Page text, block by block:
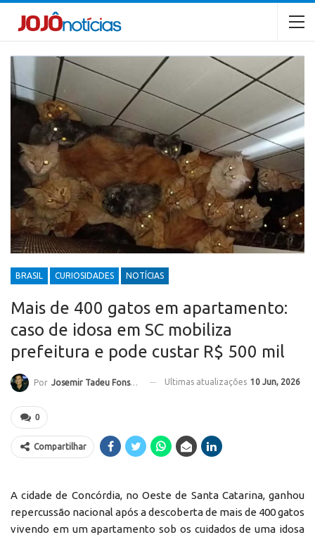
BRASIL CURIOSIDADES NOTÍCIAS
Mais de 400 gatos em apartamento:
caso de idosa em SC mobiliza
prefeitura e pode custar R$ 500 mil
Por Josemir Tadeu Fonseca Ultimas atualizações 10 Jun, 2026
0
Compartilhar
A cidade de Concórdia, no Oeste de Santa Catarina, ganhou
repercussão nacional após a descoberta de mais de 400 gatos
vivendo em um apartamento sob os cuidados de uma idosa